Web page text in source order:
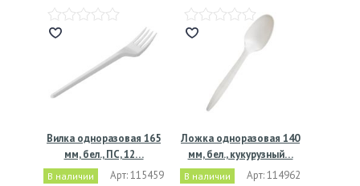
Вилка одноразовая 165
мм, бел., ПС, 12…
В наличии Арт: 115459
Ложка одноразовая 140
мм, бел., кукурузный…
В наличии Арт: 114962